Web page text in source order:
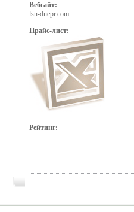
Вебсайт:
lsn-dnepr.com
Прайс-лист:
Рейтинг: